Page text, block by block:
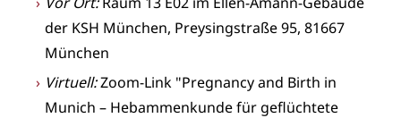
der KSH München, Preysingstraße 95, 81667
München
Virtuell:Zoom-Link "Pregnancy and Birth in
Munich – Hebammenkunde für geflüchtete